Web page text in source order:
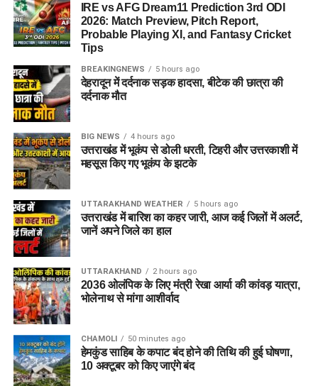
IRE vs AFG Dream11 Prediction 3rd ODI
2026: Match Preview, Pitch Report,
Probable Playing XI, and Fantasy Cricket
Tips
BREAKINGNEWS 5 hours ago
देहरादून में दर्दनाक सड़क हादसा, बीटेक की छात्रा की
दर्दनाक मौत
BIG NEWS 4 hours ago
उत्तराखंड में भूकंप से डोली धरती, टिहरी और उत्तरकाशी में
महसूस किए गए भूकंप के झटके
UTTARAKHAND WEATHER 5 hours ago
उत्तराखंड में बारिश का कहर जारी, आज कई जिलों में अलर्ट,
जानें अपने जिले का हाल
UTTARAKHAND 2 hours ago
2036 ओलंपिक के लिए मंत्री रेखा आर्या की कांवड़ यात्रा,
भोलेनाथ से मांगा आशीर्वाद
CHAMOLI 50 minutes ago
हेमकुंड साहिब के कपाट बंद होने की तिथि की हुई घोषणा,
10 अक्टूबर को किए जाएंंगे बंद